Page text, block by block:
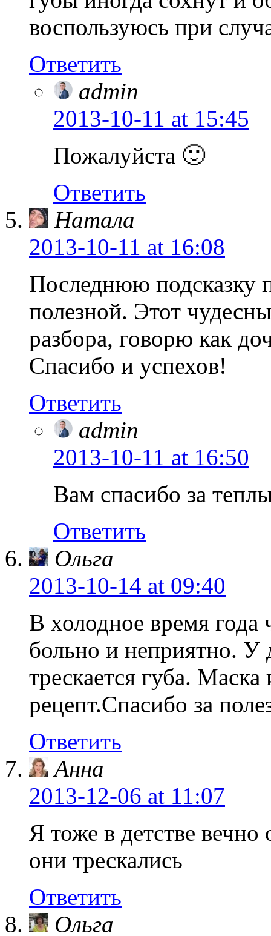
воспользуюсь при
Ответить
admin
2013-10-11 at 15:45
Пожалуйста 🙂
Ответить
Натала
2013-10-11 at 16:08
Последнюю подсказку
полезной. Этот
разбора, говорю как
Спасибо и успехов!
Ответить
admin
2013-10-11 at 16:50
Вам спасибо за
Ответить
Ольга
2013-10-14 at 09:40
В холодное время года
больно и неприятно. У
трескается губа.
рецепт.Спасибо за
Ответить
Анна
2013-12-06 at 11:07
Я тоже в детстве
они трескались
Ответить
Ольга